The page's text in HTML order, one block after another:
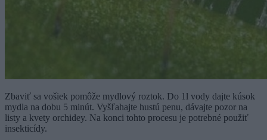
Zbaviť sa vošiek pomôže mydlový roztok. Do 1l vody dajte kúsok
mydla na dobu 5 minút. Vyšľahajte hustú penu, dávajte pozor na
listy a kvety orchidey. Na konci tohto procesu je potrebné použiť
insekticídy.